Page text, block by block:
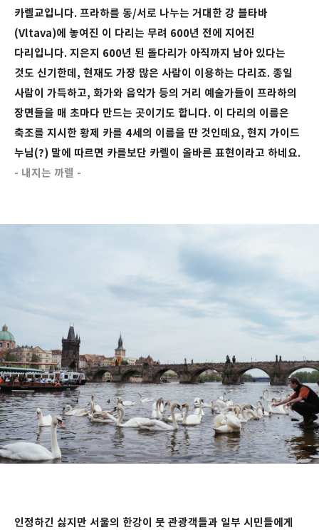
카렐교입니다. 프라하를 동/서로 나누는 거대한 강 블타바
(Vltava)에 놓여진 이 다리는 무려 600년 전에 지어진
다리입니다. 지은지 600년 된 돌다리가 아직까지 남아 있다는
것도 신기한데, 현재도 가장 많은 사람이 이용하는 다리죠. 종일
사람이 가득하고, 화가와 음악가 등의 거리 예술가들이 프라하의
장면들을 매 초마다 만드는 곳이기도 합니다. 이 다리의 이름은
축조를 지시한 황제 카를 4세의 이름을 딴 것인데요, 현지 가이드
누님(?) 말에 따르면 카를보단 카렐이 올바른 표현이라고 하네요.
- 내지는 까렐 -
인정하긴 싫지만 서울의 한강이 뭇 관광객들과 일부 시민들에게